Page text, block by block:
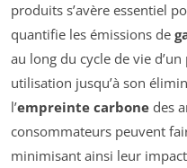
produits s’avère essentiel
quantifie les émissions de
au long du cycle de vie
utilisation jusqu’à son
l’empreinte carbone des
consommateurs peuvent
minimisant ainsi leur